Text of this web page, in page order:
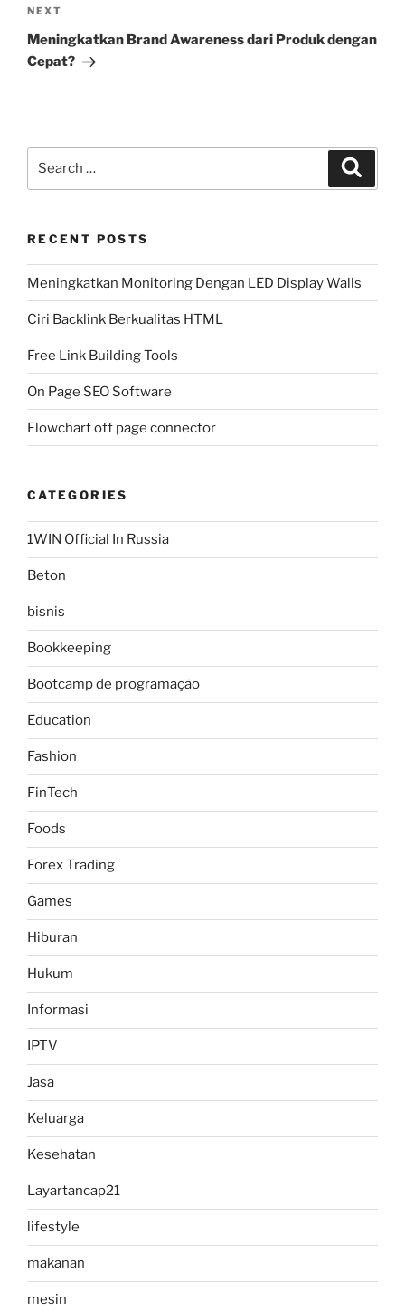
Next
Post
NEXT
Meningkatkan Brand Awareness dari Produk dengan
Cepat?
RECENT POSTS
Meningkatkan Monitoring Dengan LED Display Walls
Ciri Backlink Berkualitas HTML
Free Link Building Tools
On Page SEO Software
Flowchart off page connector
CATEGORIES
1WIN Official In Russia
Beton
bisnis
Bookkeeping
Bootcamp de programação
Education
Fashion
FinTech
Foods
Forex Trading
Games
Hiburan
Hukum
Informasi
IPTV
Jasa
Keluarga
Kesehatan
Layartancap21
lifestyle
makanan
mesin